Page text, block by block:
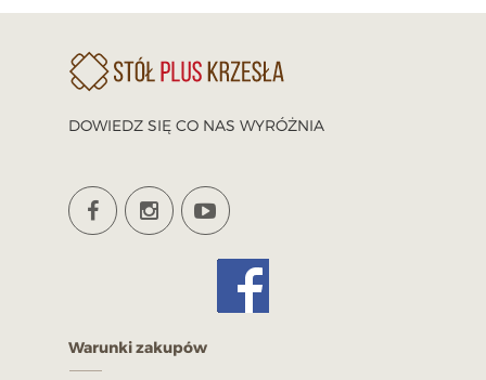
DOWIEDZ SIĘ CO NAS WYRÓŻNIA
Warunki zakupów